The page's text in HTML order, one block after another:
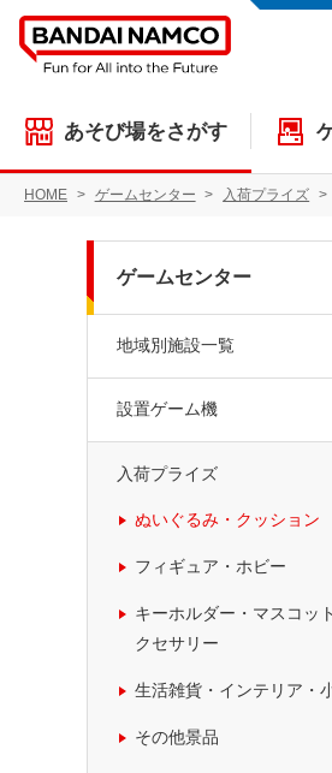
あそび場をさがす
HOME ゲームセンター 入荷プライズ
ゲームセンター
地域別施設一覧
設置ゲーム機
入荷プライズ
ぬいぐるみ・クッション
フィギュア・ホビー
キーホルダー・マスコッ
クセサリー
生活雑貨・インテリア・
その他景品